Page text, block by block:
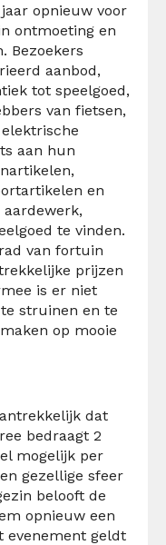
opnieuw voor
ontmoeting en
Bezoekers
aanbod,
tot speelgoed,
van fietsen,
aan hun
en
te vinden.
van fortuin
prijzen
is er niet
struinen en te
op mooie
dat
bedraagt 2
mogelijk per
gezellige sfeer
belooft de
opnieuw een
evenement geldt